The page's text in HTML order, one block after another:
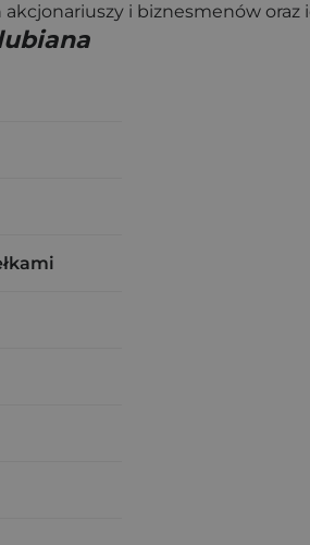
i biznesmenów oraz